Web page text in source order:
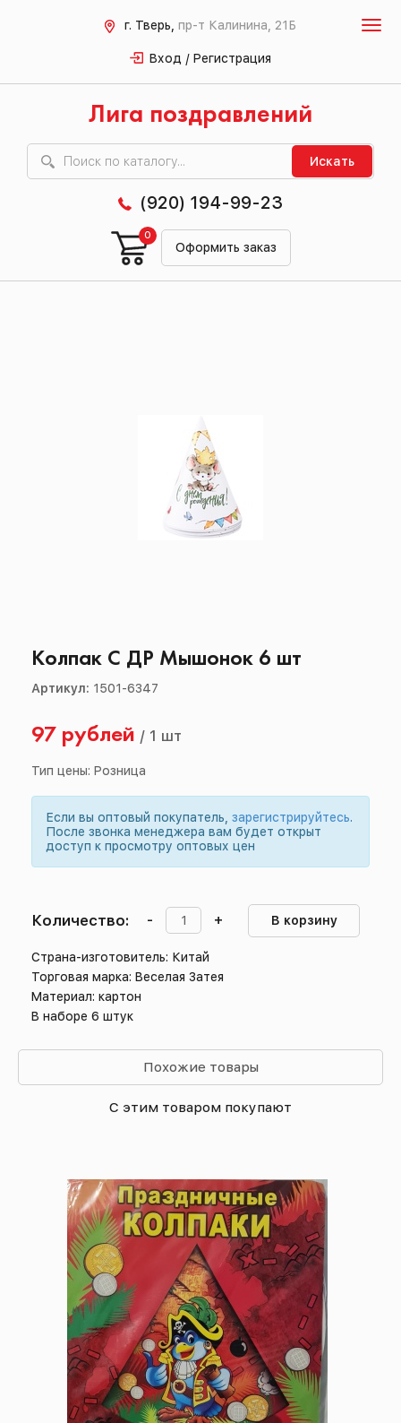
г. Тверь, пр-т Калинина, 21Б
Вход / Регистрация
Лига поздравлений
Искать
(920) 194-99-23
Оформить заказ
0
Колпак С ДР Мышонок 6 шт
Артикул: 1501-6347
97 рублей / 1 шт
Тип цены: Розница
Если вы оптовый покупатель, зарегистрируйтесь.
После звонка менеджера вам будет открыт
доступ к просмотру оптовых цен
Количество: - + В корзину
Страна-изготовитель: Китай
Торговая марка: Веселая Затея
Материал: картон
В наборе 6 штук
Похожие товары
С этим товаром покупают